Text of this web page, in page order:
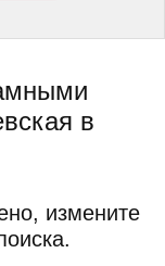
в
измените